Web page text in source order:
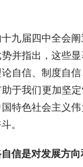
九届四中全会
并指出，这些
自信、制度自
于我们更加坚
特色社会主义
。
信是对发展方